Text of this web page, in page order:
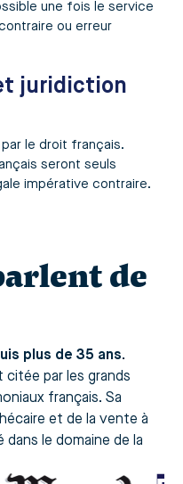
une fois le service
ou erreur
juridiction
le droit français.
seront seuls
impérative contraire.
de
plus de 35 ans.
citée par les grands
français. Sa
et de la vente à
le domaine de la